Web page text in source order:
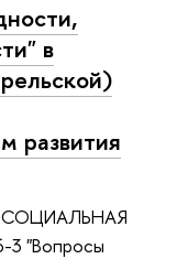
в
развития
СОЦИАЛЬНАЯ
3 "Вопросы